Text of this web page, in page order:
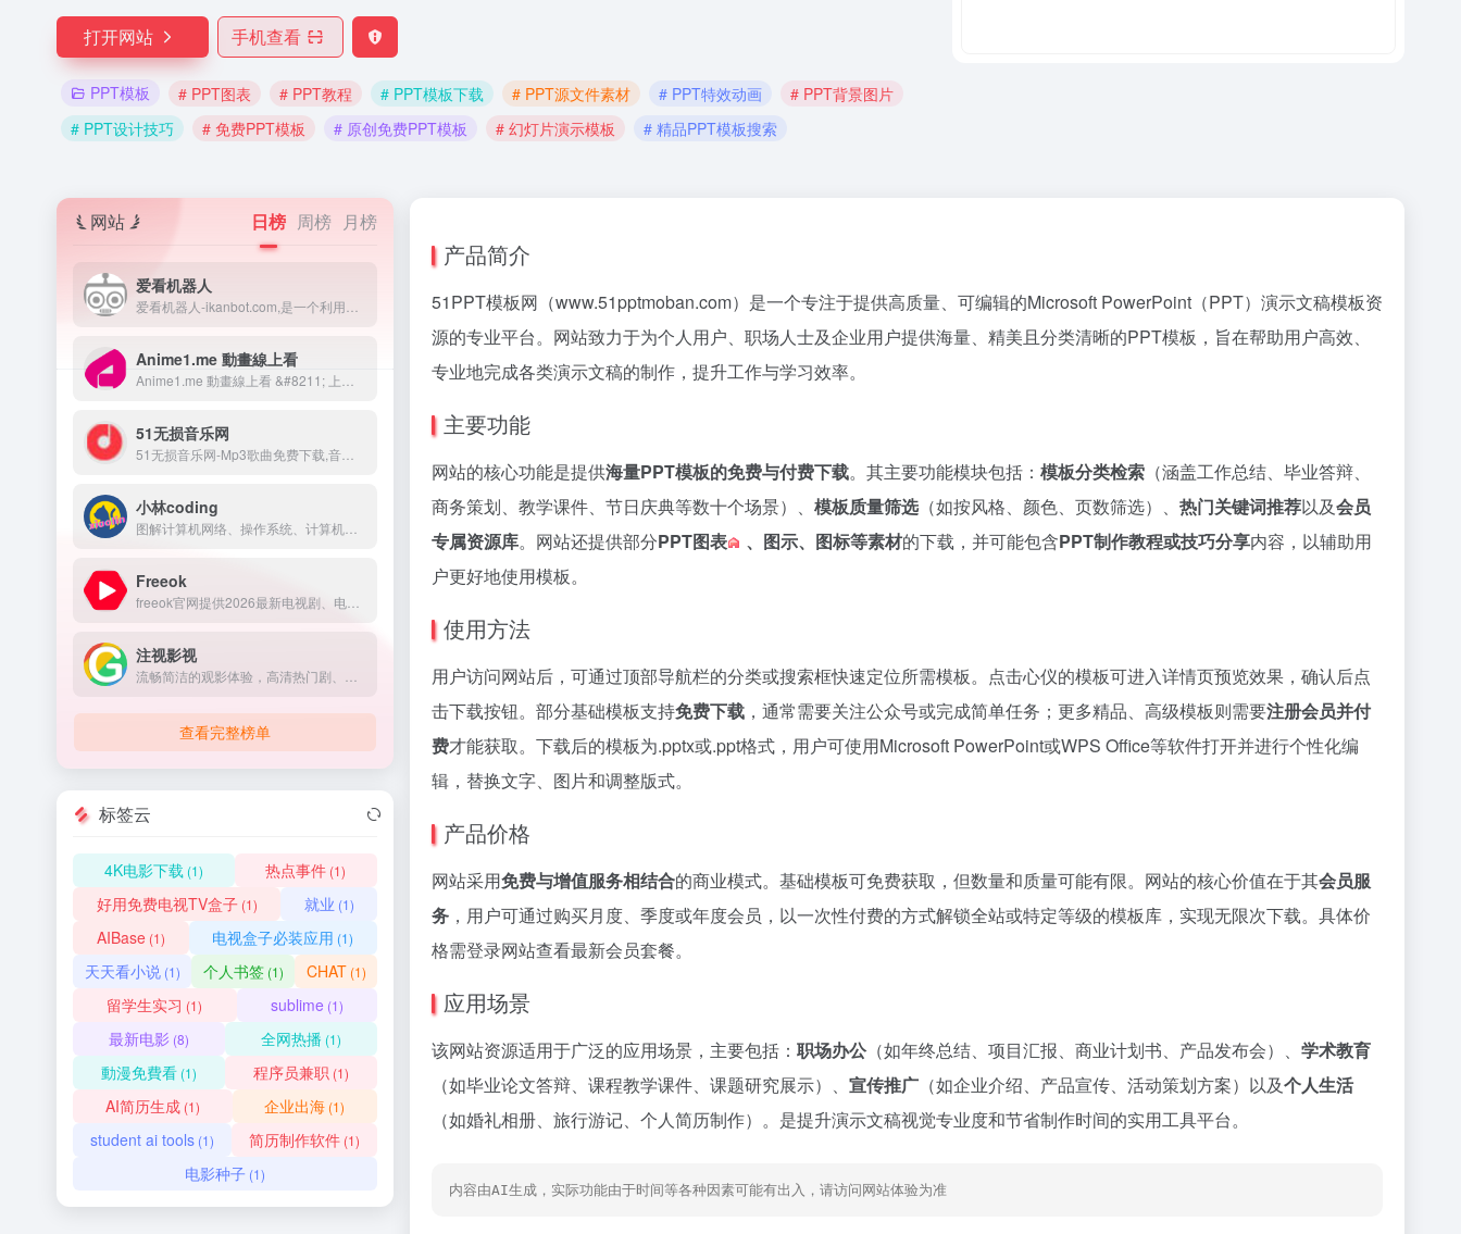
打开网站 手机查看
PPT模板 # PPT图表 # PPT教程 # PPT模板下载 # PPT源文件素材 # PPT特效动画
# PPT背景图片
# PPT设计技巧
# 免费PPT模板 # 原创免费PPT模板 # 幻灯片演示模板 # 精品PPT模板搜索
产品简介
51PPT模板网（www.51pptmoban.com）是一个专注于提供高质量、可编辑的Microsoft PowerPoint（PPT）演示文稿模板资
源的专业平台。网站致力于为个人用户、职场人士及企业用户提供海量、精美且分类清晰的PPT模板，旨在帮助用户高效、
专业地完成各类演示文稿的制作，提升工作与学习效率。
主要功能
网站的核心功能是提供海量PPT模板的免费与付费下载。其主要功能模块包括： 模板分类检索 （涵盖工作总结、毕业答辩、
商务策划、教学课件、节日庆典等数十个场景）、 模板质量筛选（如按风格、颜色、页数筛选）、 热门关键词推荐以及会员
专属资源库。网站还提供部分PPT图表 、图示、图标等素材的下载，并可能包含PPT制作教程或技巧分享内容，以辅助用
户更好地使用模板。
使用方法
用户访问网站后，可通过顶部导航栏的分类或搜索框快速定位所需模板。点击心仪的模板可进入详情页预览效果，确认后点
击下载按钮。部分基础模板支持免费下载 ，通常需要关注公众号或完成简单任务；更多精品、高级模板则需要注册会员并付
费才能获取。下载后的模板为.pptx或.ppt格式，用户可使用Microsoft PowerPoint或WPS Office等软件打开并进行个性化编
辑，替换文字、图片和调整版式。
产品价格
网站采用免费与增值服务相结合的商业模式。基础模板可免费获取，但数量和质量可能有限。网站的核心价值在于其会员服
务 ，用户可通过购买月度、季度或年度会员，以一次性付费的方式解锁全站或特定等级的模板库，实现无限次下载。具体价
格需登录网站查看最新会员套餐。
应用场景
该网站资源适用于广泛的应用场景，主要包括： 职场办公（如年终总结、项目汇报、商业计划书、产品发布会）、 学术教育
（如毕业论文答辩、课程教学课件、课题研究展示）、 宣传推广 （如企业介绍、产品宣传、活动策划方案）以及个人生活
（如婚礼相册、旅行游记、个人简历制作）。是提升演示文稿视觉专业度和节省制作时间的实用工具平台。
内容由AI生成，实际功能由于时间等各种因素可能有出入，请访问网站体验为准
网站 日榜 周榜 月榜
爱看机器人
Anime1.me 動畫線上看
51无损音乐网
小林coding
Freeok
注视影视
查看完整榜单
标签云
4K电影下载 (1) 热点事件 (1)
好用免费电视TV盒子(1) 就业 (1)
AIBase(1) 电视盒子必装应用 (1)
天天看小说(1) 个人书签(1) CHAT(1)
留学生实习 (1) sublime (1)
最新电影 (8) 全网热播 (1)
動漫免費看 (1) 程序员兼职 (1)
AI简历生成(1) 企业出海 (1)
student ai tools (1) 简历制作软件 (1)
电影种子 (1)